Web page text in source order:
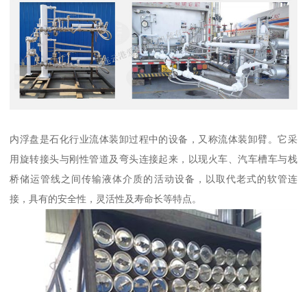
内浮盘是石化行业流体装卸过程中的设备，又称流体装卸臂。它采
用旋转接头与刚性管道及弯头连接起来，以现火车、汽车槽车与栈
桥储运管线之间传输液体介质的活动设备，以取代老式的软管连
接，具有的安全性，灵活性及寿命长等特点。